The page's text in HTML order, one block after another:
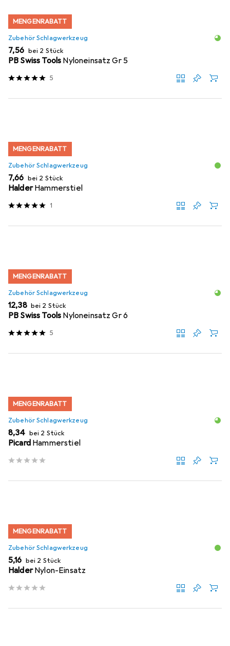
MENGENRABATT
Zubehör Schlagwerkzeug
EUR
7,56 bei 2 Stück
PB Swiss Tools Nyloneinsatz Gr 5
5
MENGENRABATT
Zubehör Schlagwerkzeug
EUR
7,66 bei 2 Stück
Halder Hammerstiel
1
MENGENRABATT
Zubehör Schlagwerkzeug
EUR
12,38 bei 2 Stück
PB Swiss Tools Nyloneinsatz Gr 6
5
MENGENRABATT
Zubehör Schlagwerkzeug
EUR
8,34 bei 2 Stück
Picard Hammerstiel
MENGENRABATT
Zubehör Schlagwerkzeug
EUR
5,16 bei 2 Stück
Halder Nylon-Einsatz